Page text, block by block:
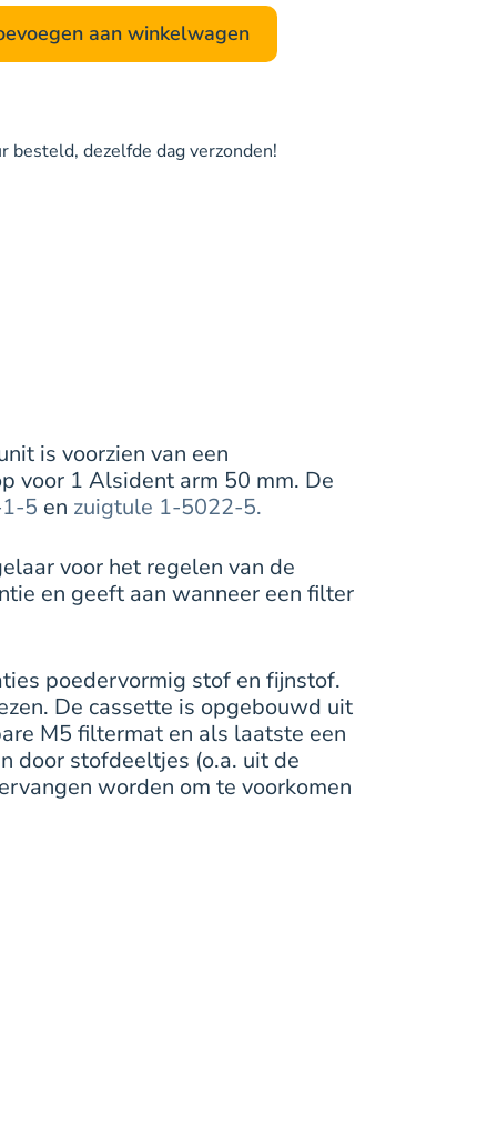
Mobiel
aan winkelwagen
besteld, dezelfde dag verzonden!
is voorzien van een
voor 1 Alsident arm 50 mm. De
5 en zuigtule 1-5022-5.
voor het regelen van de
en geeft aan wanneer een filter
poedervormig stof en fijnstof.
De cassette is opgebouwd uit
M5 filtermat en als laatste een
door stofdeeltjes (o.a. uit de
worden om te voorkomen